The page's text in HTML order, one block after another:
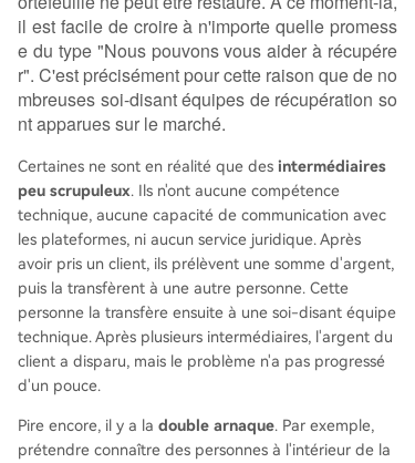
il est facile de croire à n'importe quelle promess
e du type "Nous pouvons vous aider à récupére
r". C'est précisément pour cette raison que de no
mbreuses soi-disant équipes de récupération so
nt apparues sur le marché.
Certaines ne sont en réalité que des intermédiaires
peu scrupuleux. Ils n'ont aucune compétence
technique, aucune capacité de communication avec
les plateformes, ni aucun service juridique. Après
avoir pris un client, ils prélèvent une somme d'argent,
puis la transfèrent à une autre personne. Cette
personne la transfère ensuite à une soi-disant équipe
technique. Après plusieurs intermédiaires, l'argent du
client a disparu, mais le problème n'a pas progressé
d'un pouce.
Pire encore, il y a la double arnaque. Par exemple,
prétendre connaître des personnes à l'intérieur de la